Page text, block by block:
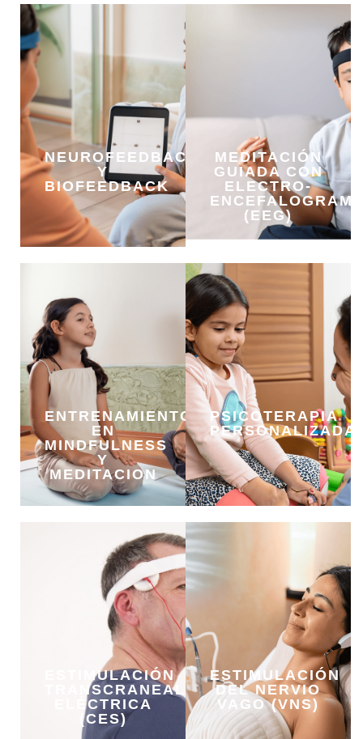
NEUROFEEDBACK
Y
BIOFEEDBACK
MEDITACIÓN
GUIADA CON
ELECTRO-
(EEG)
ENTRENAMIENTO
EN
MINDFULNESS
Y
MEDITACION
PSICOTERAPIA
PERSONALIZADA
ESTIMULACIÓN
TRANSCRANEAL
ELÉCTRICA
(CES)
ESTIMULACIÓN
DEL NERVIO
VAGO (VNS)